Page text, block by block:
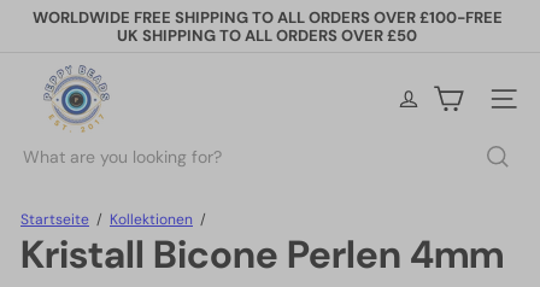
Direkt
Pause
WORLDWIDE FREE SHIPPING TO ALL ORDERS OVER £100-FREE
UK SHIPPING TO ALL ORDERS OVER £50
y
e
a
d
Suche
Startseite Kollektionen
Kristall Bicone Perlen 4mm